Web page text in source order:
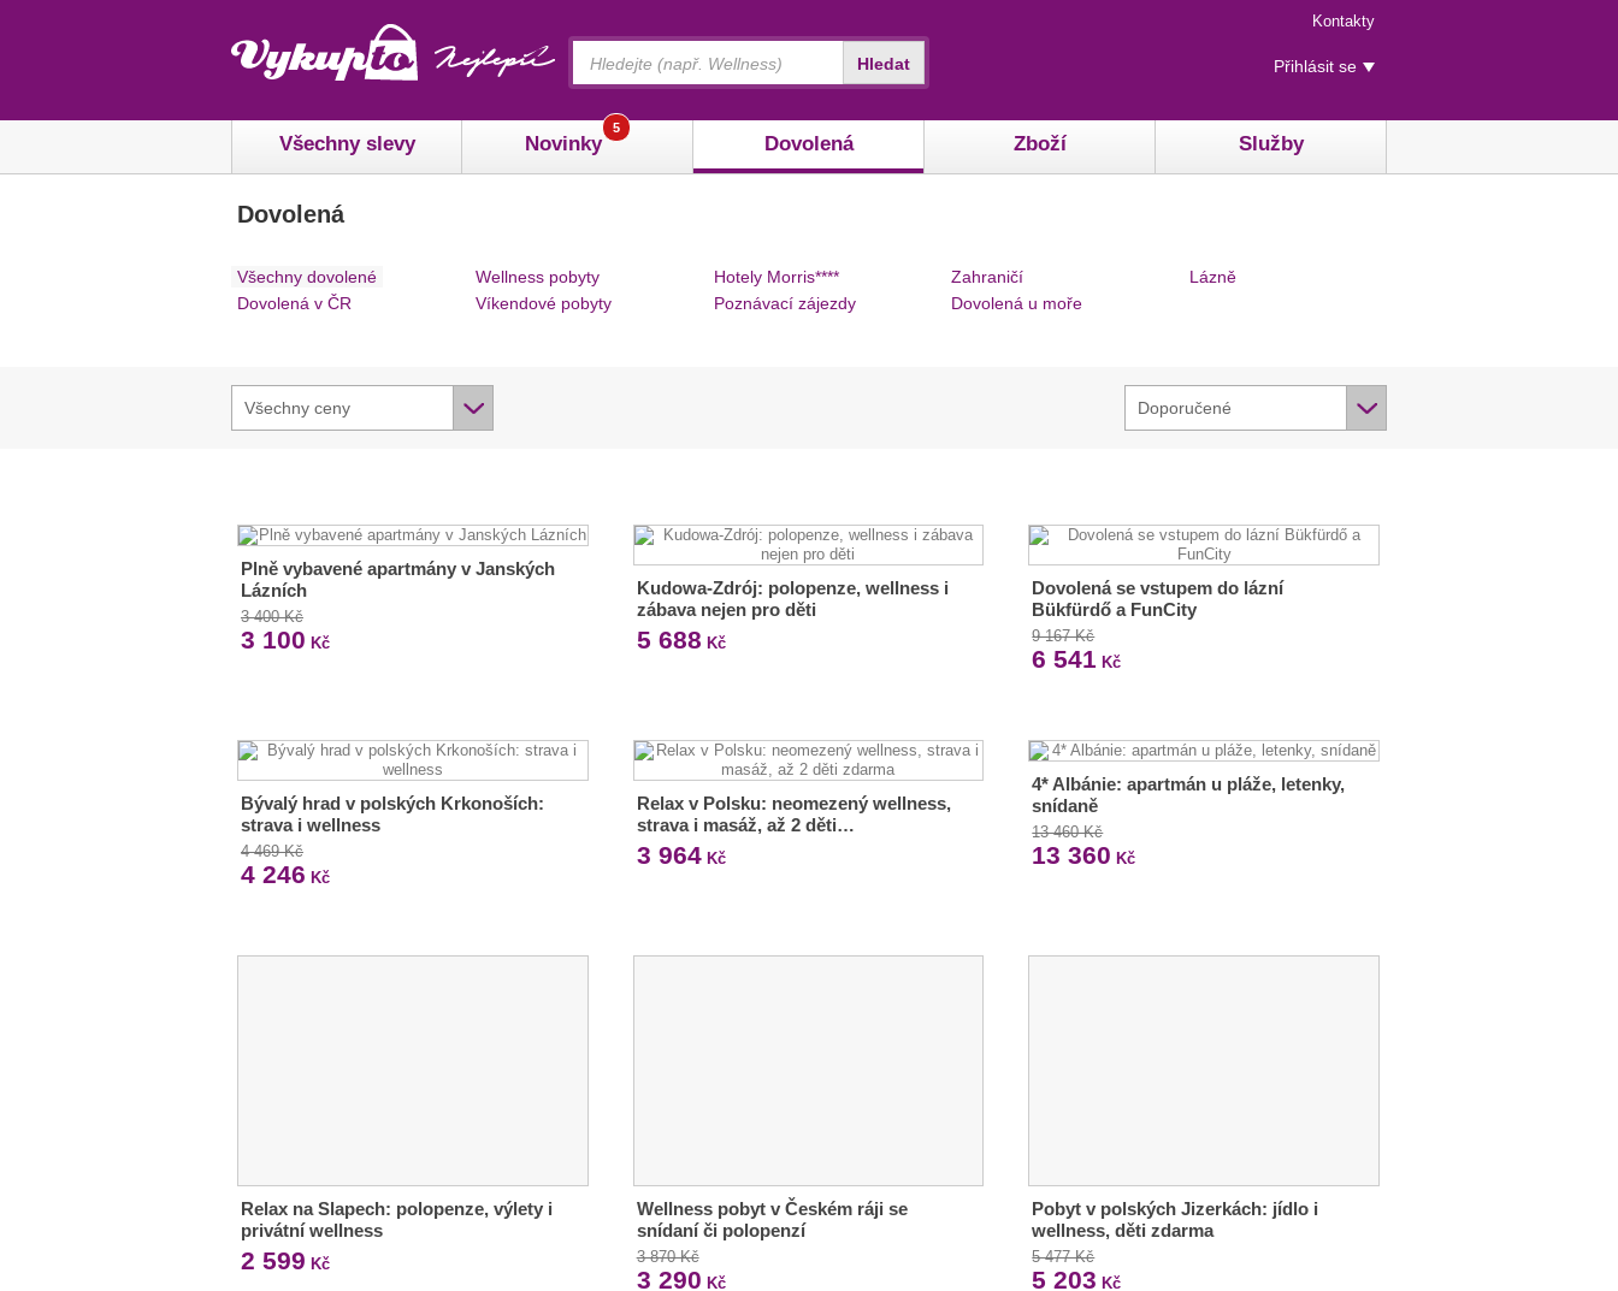
Menu
rychlého
přístupu
Kontakty
Uživatelské
menu
Přihlásit se
Všechny slevy Novinky
5
Dovolená Zboží Služby
Hledat
Dovolená
Všechny dovolené
Dovolená v ČR
Wellness pobyty
Víkendové pobyty
Hotely Morris****
Poznávací zájezdy
Zahraničí
Dovolená u moře
Lázně
Všechny ceny Doporučené
Plně vybavené apartmány v Janských
Lázních
3 400 Kč
3 100 Kč
Kudowa-Zdrój: polopenze, wellness i
zábava nejen pro děti
5 688 Kč
Dovolená se vstupem do lázní
Bükfürdő a FunCity
9 167 Kč
6 541 Kč
Bývalý hrad v polských Krkonoších:
strava i wellness
4 469 Kč
4 246 Kč
Relax v Polsku: neomezený wellness,
strava i masáž, až 2 děti…
3 964Kč
4* Albánie: apartmán u pláže, letenky,
snídaně
13 460 Kč
13 360 Kč
Relax na Slapech: polopenze, výlety i
privátní wellness
2 599 Kč
Wellness pobyt v Českém ráji se
snídaní či polopenzí
3 870 Kč
3 290 Kč
Pobyt v polských Jizerkách: jídlo i
wellness, děti zdarma
5 477 Kč
5 203 Kč